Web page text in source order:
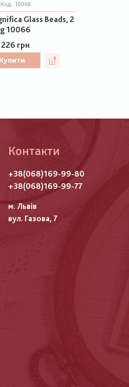
Код: 10066
Glass Beads, 2
g 10066
226 грн
Купити
Контакти
+38(068)169-99-80
+38(068)169-99-77
м. Львів
вул. Газова, 7